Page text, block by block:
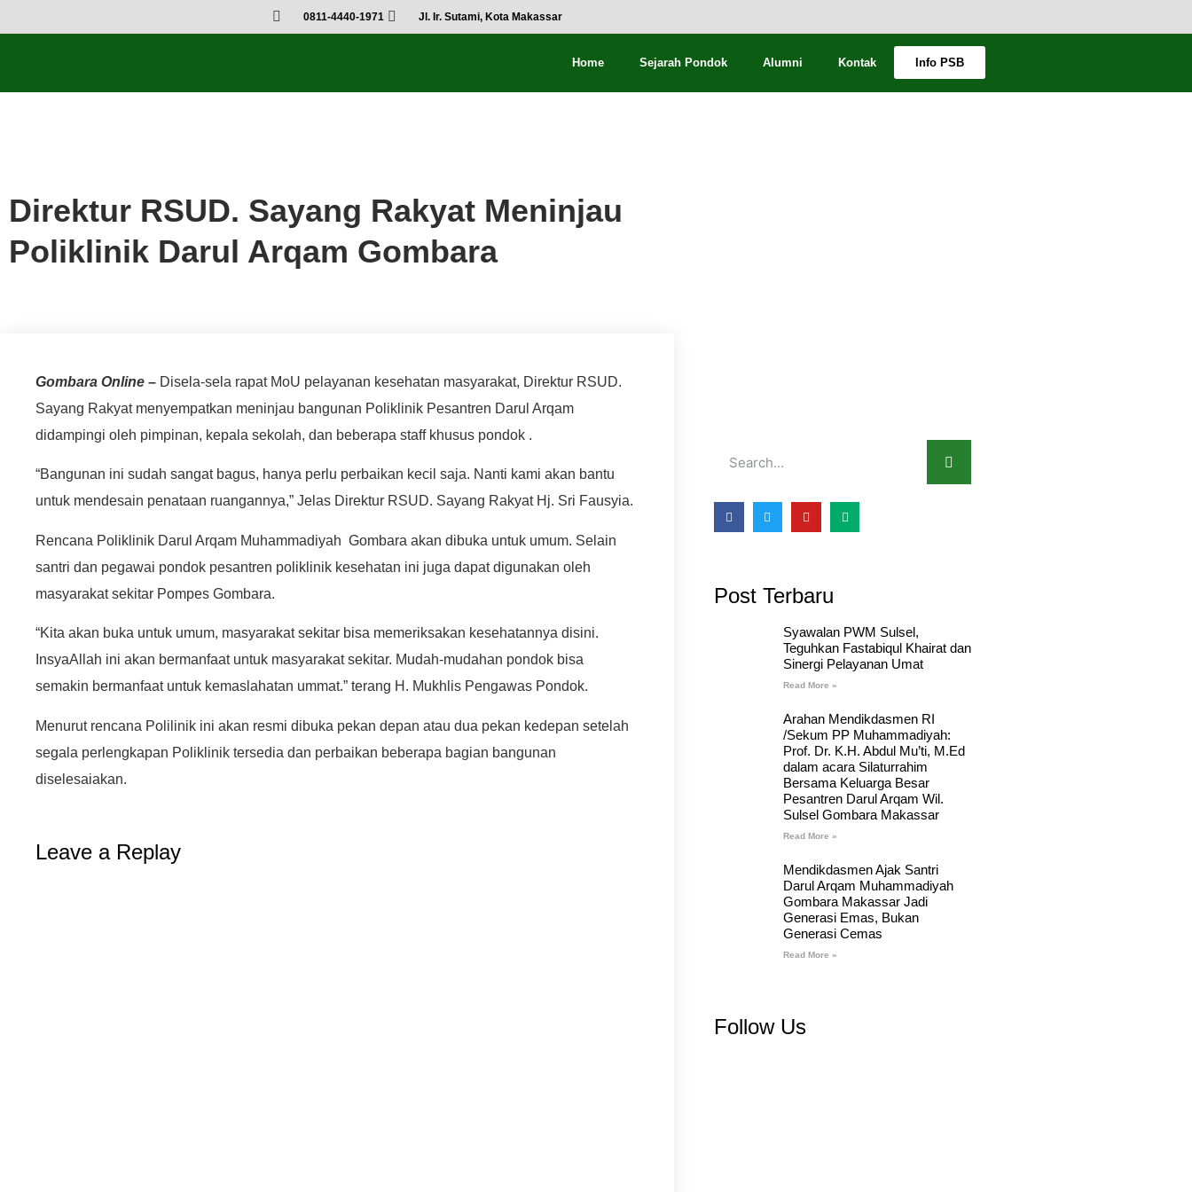
0811-4440-1971 Jl. Ir. Sutami, Kota Makassar
Home Sejarah Pondok Alumni Kontak Info PSB
Direktur RSUD. Sayang Rakyat Meninjau
Poliklinik Darul Arqam Gombara
Gombara Online – Disela-sela rapat MoU pelayanan kesehatan masyarakat, Direktur RSUD.
Sayang Rakyat menyempatkan meninjau bangunan Poliklinik Pesantren Darul Arqam
didampingi oleh pimpinan, kepala sekolah, dan beberapa staff khusus pondok .
“Bangunan ini sudah sangat bagus, hanya perlu perbaikan kecil saja. Nanti kami akan bantu
untuk mendesain penataan ruangannya,” Jelas Direktur RSUD. Sayang Rakyat Hj. Sri Fausyia.
Rencana Poliklinik Darul Arqam Muhammadiyah Gombara akan dibuka untuk umum. Selain
santri dan pegawai pondok pesantren poliklinik kesehatan ini juga dapat digunakan oleh
masyarakat sekitar Pompes Gombara.
“Kita akan buka untuk umum, masyarakat sekitar bisa memeriksakan kesehatannya disini.
InsyaAllah ini akan bermanfaat untuk masyarakat sekitar. Mudah-mudahan pondok bisa
semakin bermanfaat untuk kemaslahatan ummat.” terang H. Mukhlis Pengawas Pondok.
Menurut rencana Polilinik ini akan resmi dibuka pekan depan atau dua pekan kedepan setelah
segala perlengkapan Poliklinik tersedia dan perbaikan beberapa bagian bangunan
diselesaiakan.
Leave a Replay
Post Terbaru
Syawalan PWM Sulsel,
Teguhkan Fastabiqul Khairat dan
Sinergi Pelayanan Umat
Read More »
Arahan Mendikdasmen RI
/Sekum PP Muhammadiyah:
Prof. Dr. K.H. Abdul Mu’ti, M.Ed
dalam acara Silaturrahim
Bersama Keluarga Besar
Pesantren Darul Arqam Wil.
Sulsel Gombara Makassar
Read More »
Mendikdasmen Ajak Santri
Darul Arqam Muhammadiyah
Gombara Makassar Jadi
Generasi Emas, Bukan
Generasi Cemas
Read More »
Follow Us